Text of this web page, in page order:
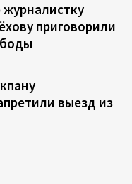
журналистку
приговорили
выезд из